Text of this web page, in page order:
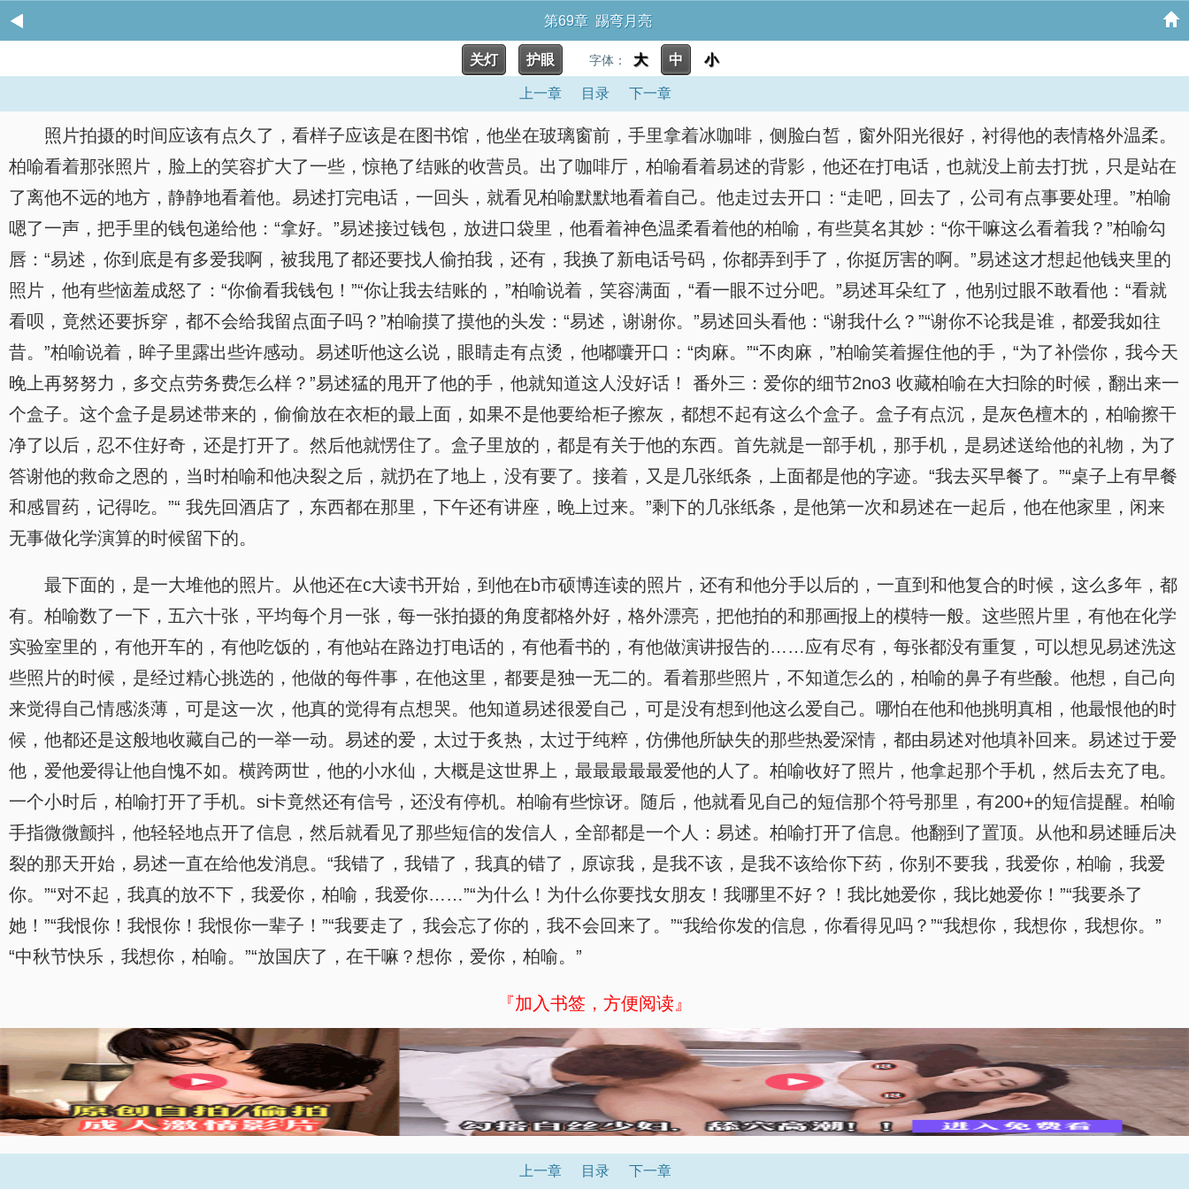
第69章 踢弯月亮
关灯 护眼 字体： 大 中 小
上一章 目录 下一章
照片拍摄的时间应该有点久了，看样子应该是在图书馆，他坐在玻璃窗前，手里拿着冰咖啡，侧脸白皙，窗外阳光很好，衬得他的表情格外温柔。
柏喻看着那张照片，脸上的笑容扩大了一些，惊艳了结账的收营员。出了咖啡厅，柏喻看着易述的背影，他还在打电话，也就没上前去打扰，只是站在
了离他不远的地方，静静地看着他。易述打完电话，一回头，就看见柏喻默默地看着自己。他走过去开口：“走吧，回去了，公司有点事要处理。”柏喻
嗯了一声，把手里的钱包递给他：“拿好。”易述接过钱包，放进口袋里，他看着神色温柔看着他的柏喻，有些莫名其妙：“你干嘛这么看着我？”柏喻勾
唇：“易述，你到底是有多爱我啊，被我甩了都还要找人偷拍我，还有，我换了新电话号码，你都弄到手了，你挺厉害的啊。”易述这才想起他钱夹里的
照片，他有些恼羞成怒了：“你偷看我钱包！”“你让我去结账的，”柏喻说着，笑容满面，“看一眼不过分吧。”易述耳朵红了，他别过眼不敢看他：“看就
看呗，竟然还要拆穿，都不会给我留点面子吗？”柏喻摸了摸他的头发：“易述，谢谢你。”易述回头看他：“谢我什么？”“谢你不论我是谁，都爱我如往
昔。”柏喻说着，眸子里露出些许感动。易述听他这么说，眼睛走有点烫，他嘟囔开口：“肉麻。”“不肉麻，”柏喻笑着握住他的手，“为了补偿你，我今天
晚上再努努力，多交点劳务费怎么样？”易述猛的甩开了他的手，他就知道这人没好话！ 番外三：爱你的细节2no3 收藏柏喻在大扫除的时候，翻出来一
个盒子。这个盒子是易述带来的，偷偷放在衣柜的最上面，如果不是他要给柜子擦灰，都想不起有这么个盒子。盒子有点沉，是灰色檀木的，柏喻擦干
净了以后，忍不住好奇，还是打开了。然后他就愣住了。盒子里放的，都是有关于他的东西。首先就是一部手机，那手机，是易述送给他的礼物，为了
答谢他的救命之恩的，当时柏喻和他决裂之后，就扔在了地上，没有要了。接着，又是几张纸条，上面都是他的字迹。“我去买早餐了。”“桌子上有早餐
和感冒药，记得吃。”“ 我先回酒店了，东西都在那里，下午还有讲座，晚上过来。”剩下的几张纸条，是他第一次和易述在一起后，他在他家里，闲来
无事做化学演算的时候留下的。
最下面的，是一大堆他的照片。从他还在c大读书开始，到他在b市硕博连读的照片，还有和他分手以后的，一直到和他复合的时候，这么多年，都
有。柏喻数了一下，五六十张，平均每个月一张，每一张拍摄的角度都格外好，格外漂亮，把他拍的和那画报上的模特一般。这些照片里，有他在化学
实验室里的，有他开车的，有他吃饭的，有他站在路边打电话的，有他看书的，有他做演讲报告的……应有尽有，每张都没有重复，可以想见易述洗这
些照片的时候，是经过精心挑选的，他做的每件事，在他这里，都要是独一无二的。看着那些照片，不知道怎么的，柏喻的鼻子有些酸。他想，自己向
来觉得自己情感淡薄，可是这一次，他真的觉得有点想哭。他知道易述很爱自己，可是没有想到他这么爱自己。哪怕在他和他挑明真相，他最恨他的时
候，他都还是这般地收藏自己的一举一动。易述的爱，太过于炙热，太过于纯粹，仿佛他所缺失的那些热爱深情，都由易述对他填补回来。易述过于爱
他，爱他爱得让他自愧不如。横跨两世，他的小水仙，大概是这世界上，最最最最最爱他的人了。柏喻收好了照片，他拿起那个手机，然后去充了电。
一个小时后，柏喻打开了手机。si卡竟然还有信号，还没有停机。柏喻有些惊讶。随后，他就看见自己的短信那个符号那里，有200+的短信提醒。柏喻
手指微微颤抖，他轻轻地点开了信息，然后就看见了那些短信的发信人，全部都是一个人：易述。柏喻打开了信息。他翻到了置顶。从他和易述睡后决
裂的那天开始，易述一直在给他发消息。“我错了，我错了，我真的错了，原谅我，是我不该，是我不该给你下药，你别不要我，我爱你，柏喻，我爱
你。”“对不起，我真的放不下，我爱你，柏喻，我爱你……”“为什么！为什么你要找女朋友！我哪里不好？！我比她爱你，我比她爱你！”“我要杀了
她！”“我恨你！我恨你！我恨你一辈子！”“我要走了，我会忘了你的，我不会回来了。”“我给你发的信息，你看得见吗？”“我想你，我想你，我想你。”
“中秋节快乐，我想你，柏喻。”“放国庆了，在干嘛？想你，爱你，柏喻。”
『加入书签，方便阅读』
上一章 目录 下一章